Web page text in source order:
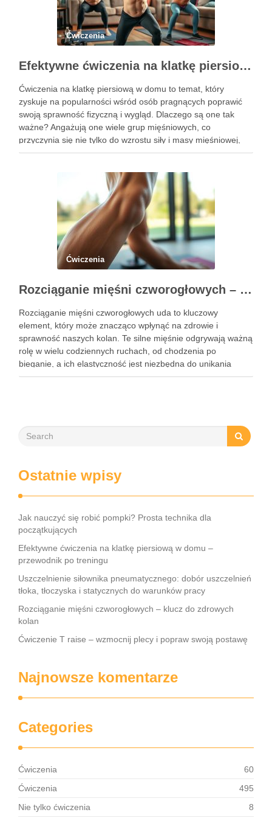
Ćwiczenia
Efektywne ćwiczenia na klatkę piersiową w domu – przewodnik po treningu
Ćwiczenia na klatkę piersiową w domu to temat, który
zyskuje na popularności wśród osób pragnących poprawić
swoją sprawność fizyczną i wygląd. Dlaczego są one tak
ważne? Angażują one wiele grup mięśniowych, co
przyczynia się nie tylko do wzrostu siły i masy mięśniowej,
ale także do poprawy postawy ciała oraz wydolności …
Ćwiczenia
Rozciąganie mięśni czworogłowych – klucz do zdrowych kolan
Rozciąganie mięśni czworogłowych uda to kluczowy
element, który może znacząco wpłynąć na zdrowie i
sprawność naszych kolan. Te silne mięśnie odgrywają ważną
rolę w wielu codziennych ruchach, od chodzenia po
bieganie, a ich elastyczność jest niezbędna do unikania
kontuzji. Niezależnie od tego, czy jesteś zapalonym
Ostatnie wpisy
Jak nauczyć się robić pompki? Prosta technika dla
początkujących
Efektywne ćwiczenia na klatkę piersiową w domu –
przewodnik po treningu
Uszczelnienie siłownika pneumatycznego: dobór uszczelnień
tłoka, tłoczyska i statycznych do warunków pracy
Rozciąganie mięśni czworogłowych – klucz do zdrowych
kolan
Ćwiczenie T raise – wzmocnij plecy i popraw swoją postawę
Najnowsze komentarze
Categories
Ćwiczenia
60
Ćwiczenia
495
Nie tylko ćwiczenia
8